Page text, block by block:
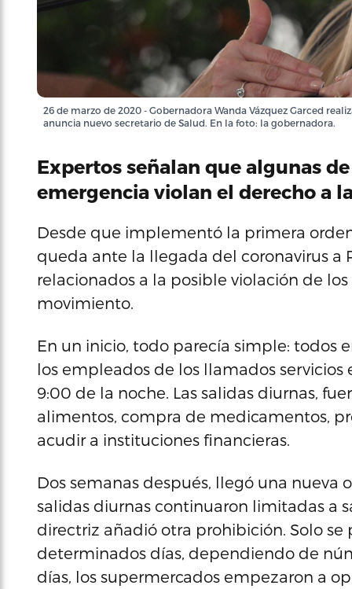
26 de marzo de 2020 - Gobernadora Wanda Vázquez Garced
anuncia nuevo secretario de Salud. En la foto: la gobernadora.
Expertos señalan que algunas
emergencia violan el derecho a
Desde que implementó la primera
queda ante la llegada del coronavirus a
relacionados a la posible violación de
movimiento.
En un inicio, todo parecía simple: todos
los empleados de los llamados
9:00 de la noche. Las salidas diurnas,
alimentos, compra de medicamentos,
acudir a instituciones financieras.
Dos semanas después, llegó una nueva
salidas diurnas continuaron limitadas a
directriz añadió otra prohibición. Solo
determinados días, dependiendo de
días, los supermercados empezaron a